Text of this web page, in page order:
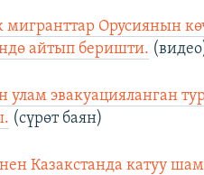
мигранттар Орусиянын
айтып беришти.
улам эвакуацияланган
(сүрөт баян)
Казакстанда катуу